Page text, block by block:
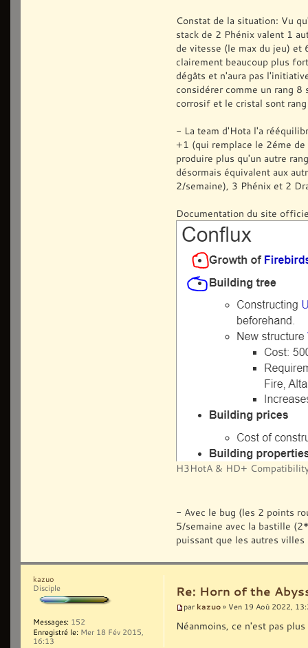
Constat de la situation: Vu
stack de 2 Phénix valent 1
de vitesse (le max du jeu)
clairement beaucoup plus
dégâts et n'aura pas
considérer comme un rang
corrosif et le cristal sont
- La team d'Hota l'a
+1 (qui remplace le 2éme
produire plus qu'un autre
désormais équivalent aux
2/semaine), 3 Phénix et 2
Documentation du site
H3HotA & HD+
- Avec le bug (les 2 points
5/semaine avec la bastille
puissant que les autres
Re: Horn of the
par kazuo » Ven 19 Aoû 2022,
Néanmoins, ce n'est pas
kazuo
Disciple
Messages: 152
Enregistré le: Mer 18 Fév 2015,
16:13